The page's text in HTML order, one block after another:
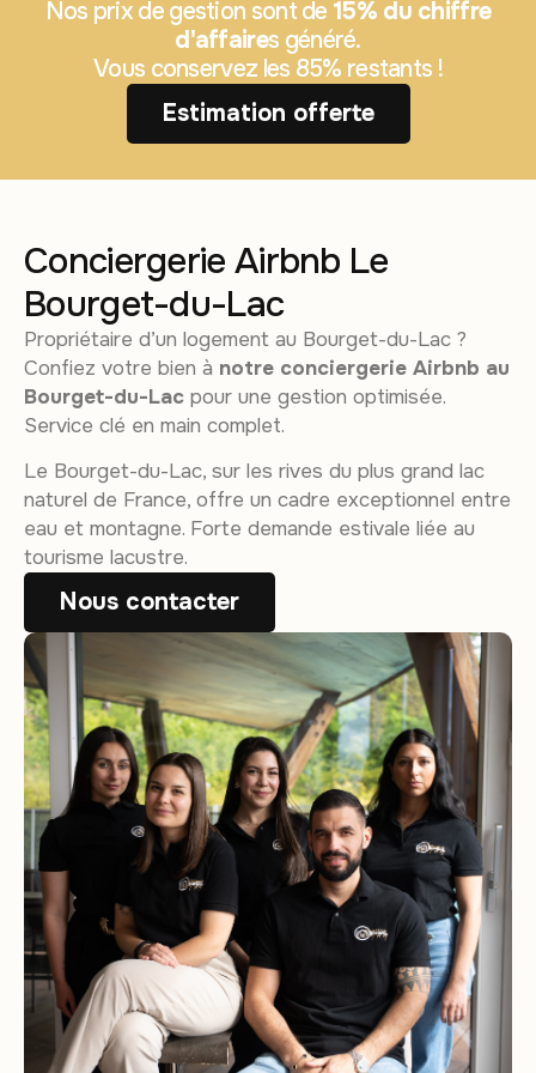
Nos prix de gestion sont de 15% du chiffre
d'affaires généré.
Vous conservez les 85% restants !
Estimation offerte
Conciergerie Airbnb Le
Bourget-du-Lac
Propriétaire d’un logement au Bourget-du-Lac ?
Confiez votre bien à notre conciergerie Airbnb au
Bourget-du-Lac pour une gestion optimisée.
Service clé en main complet.
Le Bourget-du-Lac, sur les rives du plus grand lac
naturel de France, offre un cadre exceptionnel entre
eau et montagne. Forte demande estivale liée au
tourisme lacustre.
Nous contacter